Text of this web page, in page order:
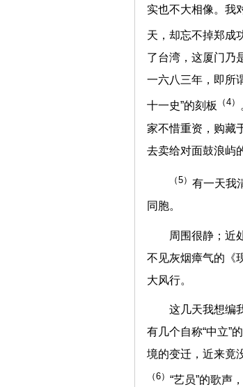
实也不大相像。我
天，却忘不掉郑成
了台湾，这厦门乃
一六八三年，即所
十一史”的刻板 （4）
家不惜重资，购藏
去卖给对面鼓浪屿
（5） 有一天我
同胞。
周围很静；近
不见灰烟瘴气的《
大风行。
这几天我想编
有几个自称“中立”
境的变迁，近来竟
（6） “艺员”的歌声